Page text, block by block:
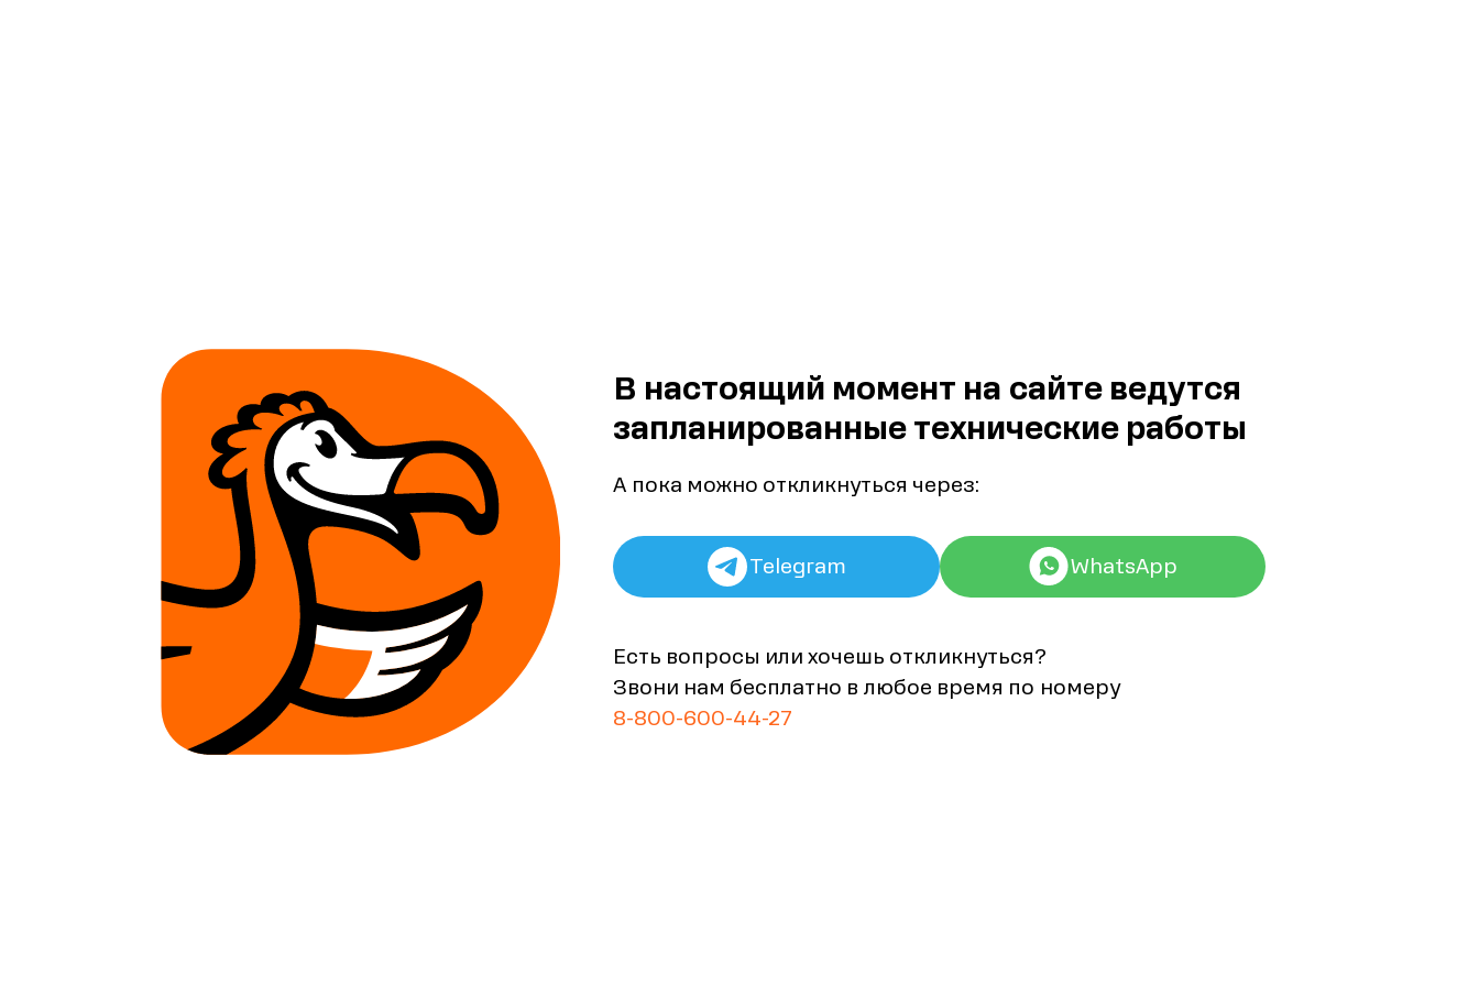
В настоящий момент на сайте ведутся
запланированные технические работы
А пока можно откликнуться через:
Telegram WhatsApp
Есть вопросы или хочешь откликнуться?
Звони нам бесплатно в любое время по номеру
8-800-600-44-27